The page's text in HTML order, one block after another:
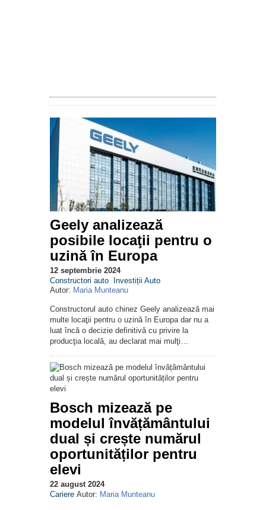
Geely analizează
posibile locaţii pentru o
uzină în Europa
12 septembrie 2024
Constructori auto Investiții Auto
Autor: Maria Munteanu
Constructorul auto chinez Geely analizează mai
multe locaţii pentru o uzină în Europa dar nu a
luat încă o decizie definitivă cu privire la
producţia locală, au declarat mai mulţi…
Bosch mizează pe
modelul învățământului
dual și crește numărul
oportunităților pentru
elevi
22 august 2024
Cariere Autor: Maria Munteanu